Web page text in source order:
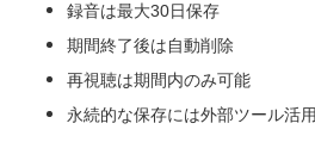
録音は最大30日保存
期間終了後は自動削除
再視聴は期間内のみ可能
永続的な保存には外部ツール活用